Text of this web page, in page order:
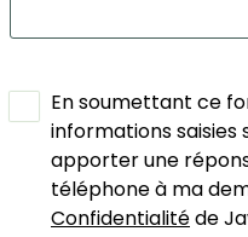
En soumettant ce
informations saisies
apporter une
téléphone à ma
Confidentialitéde